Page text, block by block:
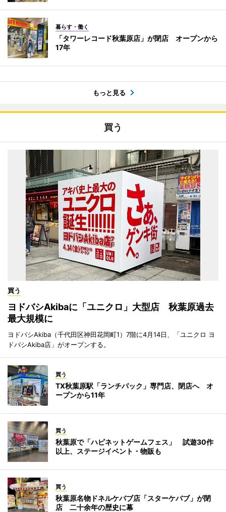
暮らす・働く
「タワーレコード秋葉原店」が閉店 オープンから
17年
もっと見る
買う
買う
ヨドバシAkibaに「ユニクロ」大型店 秋葉原過去
最大規模に
ヨドバシAkiba（千代田区神田花岡町1）7階に4月14日、「ユニクロ ヨ
ドバシAkiba店」がオープンする。
買う
TX秋葉原駅「ランチパック」専門店、閉店へ オ
ープンから11年
買う
秋葉原で「ハピネットゲームフェス」 試遊30作
以上、ステージイベント・物販も
買う
秋葉原名物ドネルケバブ店「スターケバブ」が閉
店 二十余年の歴史に幕